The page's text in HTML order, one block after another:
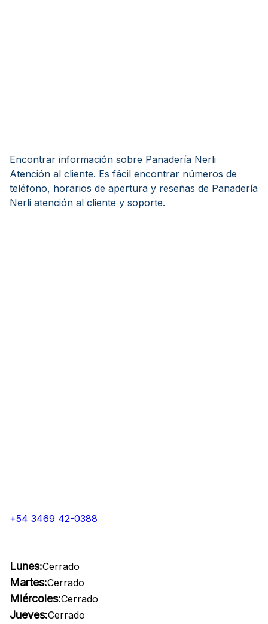
Encontrar información sobre Panadería Nerli
Atención al cliente. Es fácil encontrar números de
teléfono, horarios de apertura y reseñas de Panadería
Nerli atención al cliente y soporte.
+54 3469 42-0388
Lunes:Cerrado
Martes:Cerrado
Miércoles:Cerrado
Jueves:Cerrado